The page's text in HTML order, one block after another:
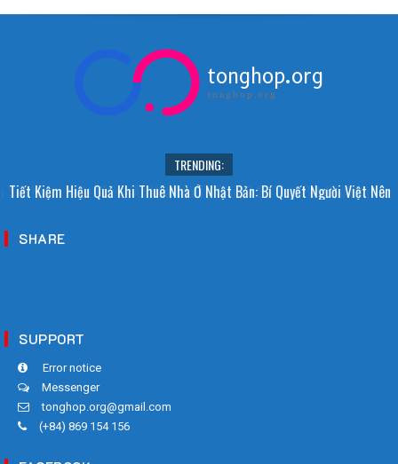
tonghop.org
tonghop.org
TRENDING:
Sao Người Nhật Không Ăn Hoa Quả Tự Trồng? Sự Thật Bất Ngờ Đằng
Tiết Kiệm Hiệu Quả Khi Thuê Nhà Ở Nhật Bản: Bí Quyết Người Việt Nên
SHARE
SUPPORT
Error notice
Messenger
tonghop.org@gmail.com
(+84) 869 154 156